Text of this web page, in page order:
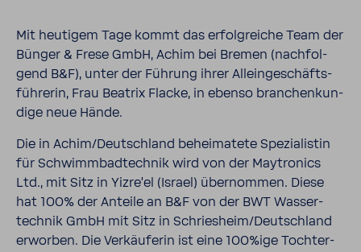
Mit heutigem Tage kommt das erfolg­reiche Team der
Bünger & Frese GmbH, Achim bei Bremen (nach­fol­
gend B&F), unter der Führung ihrer Allein­ge­schäfts­
füh­rerin, Frau Beatrix Flacke, in ebenso bran­chen­kun­
dige neue Hände.
Die in Achim/Deutsch­land behei­ma­tete Spezia­listin
für Schwimm­bad­technik wird von der Maytro­nics
Ltd., mit Sitz in Yizre’el (Israel) über­nommen. Diese
hat 100% der Anteile an B&F von der BWT Wasser­
technik GmbH mit Sitz in Schries­heim/Deutsch­land
erworben. Die Verkäu­ferin ist eine 100%ige Toch­ter­